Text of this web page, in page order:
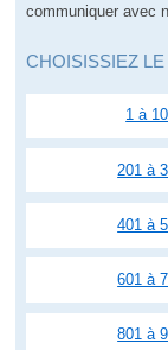
communiquer avec
CHOISISSIEZ
1 à
201 à
401 à
601 à
801 à